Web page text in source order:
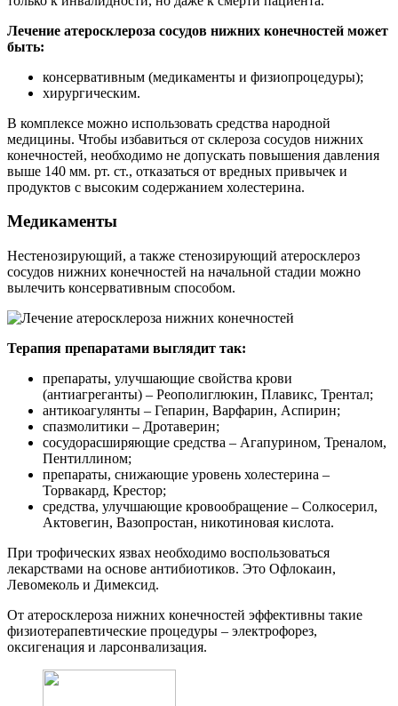
Лечение атеросклероза сосудов нижних конечностей может
быть:
консервативным (медикаменты и физиопроцедуры);
хирургическим.
В комплексе можно использовать средства народной
медицины. Чтобы избавиться от склероза сосудов нижних
конечностей, необходимо не допускать повышения давления
выше 140 мм. рт. ст., отказаться от вредных привычек и
продуктов с высоким содержанием холестерина.
Медикаменты
Нестенозирующий, а также стенозирующий атеросклероз
сосудов нижних конечностей на начальной стадии можно
вылечить консервативным способом.
Терапия препаратами выглядит так:
препараты, улучшающие свойства крови
(антиагреганты) – Реополиглюкин, Плавикс, Трентал;
антикоагулянты – Гепарин, Варфарин, Аспирин;
спазмолитики – Дротаверин;
сосудорасширяющие средства – Агапурином, Треналом,
Пентиллином;
препараты, снижающие уровень холестерина –
Торвакард, Крестор;
средства, улучшающие кровообращение – Солкосерил,
Актовегин, Вазопростан, никотиновая кислота.
При трофических язвах необходимо воспользоваться
лекарствами на основе антибиотиков. Это Офлокаин,
Левомеколь и Димексид.
От атеросклероза нижних конечностей эффективны такие
физиотерапевтические процедуры – электрофорез,
оксигенация и ларсонвализация.